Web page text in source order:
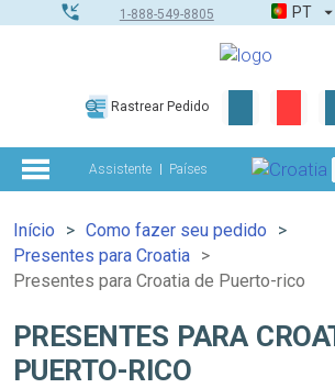
1-888-549-8805 PT
Rastrear Pedido
Assistente Países
Início
Como fazer seu pedido
Presentes para Croatia
Presentes para Croatia de Puerto-rico
PRESENTES PARA
PUERTO-RICO